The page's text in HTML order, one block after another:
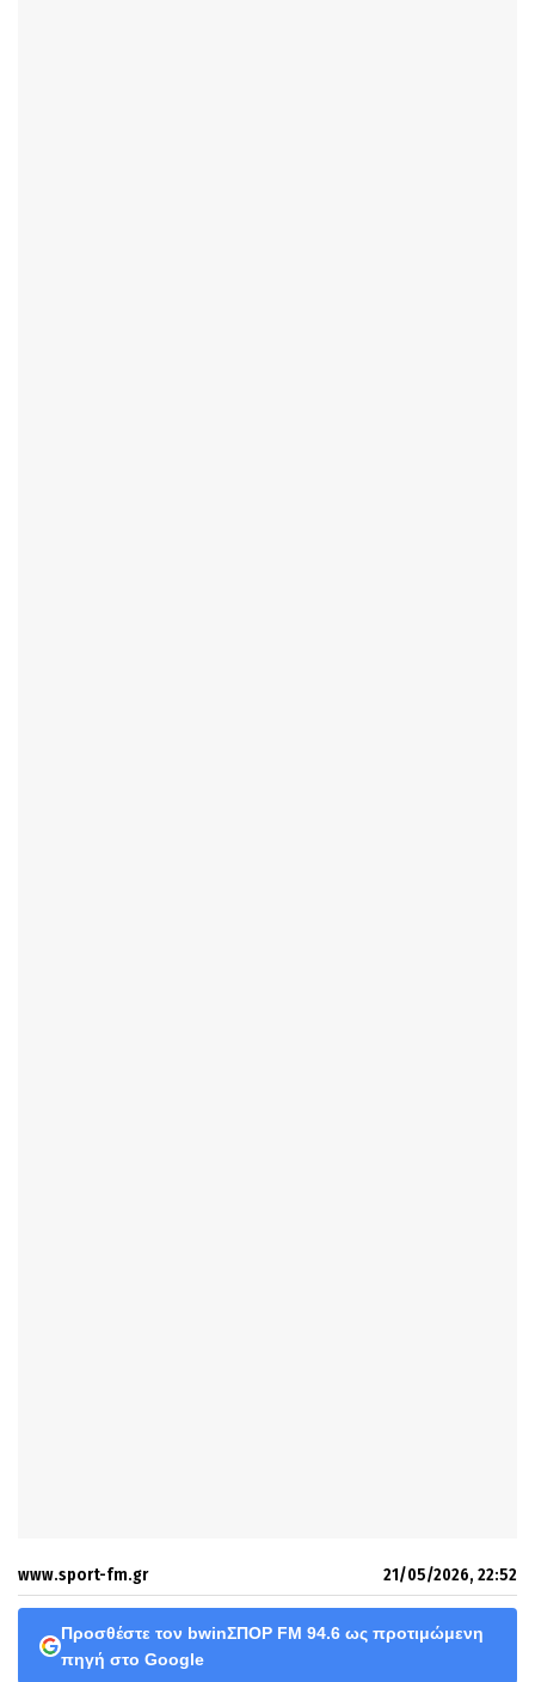
www.sport-fm.gr 21/05/2026, 22:52
Προσθέστε τον bwinΣΠΟΡ FM 94.6 ως προτιμώμενη
πηγή στο Google